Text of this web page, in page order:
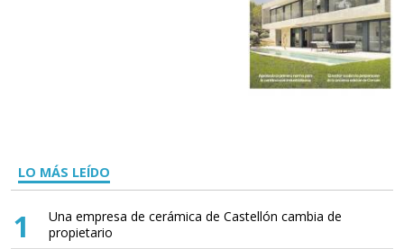
LO MÁS LEÍDO
1
Una empresa de cerámica de Castellón cambia de
propietario